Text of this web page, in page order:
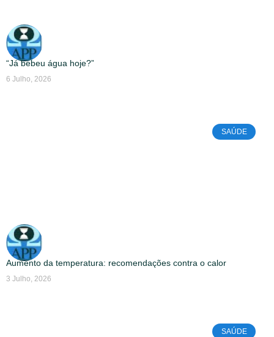
“Já bebeu água hoje?”
6 Julho, 2026
SAÚDE
Aumento da temperatura: recomendações contra o calor
3 Julho, 2026
SAÚDE